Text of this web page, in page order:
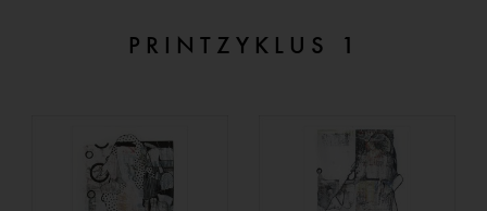
PRINTZYKLUS 1